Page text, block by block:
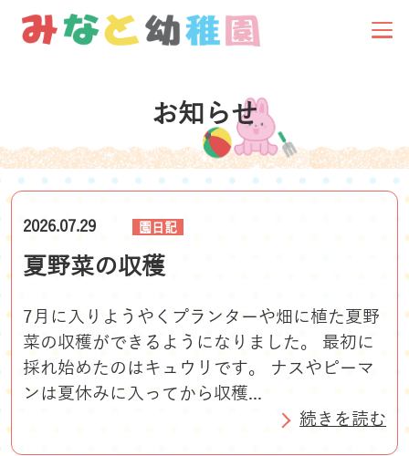
お知らせ
2026.07.29 園日記
夏野菜の収穫
7月に入りようやくプランターや畑に植た夏野
菜の収穫ができるようになりました。 最初に
採れ始めたのはキュウリです。 ナスやピーマ
ンは夏休みに入ってから収穫...
続きを読む